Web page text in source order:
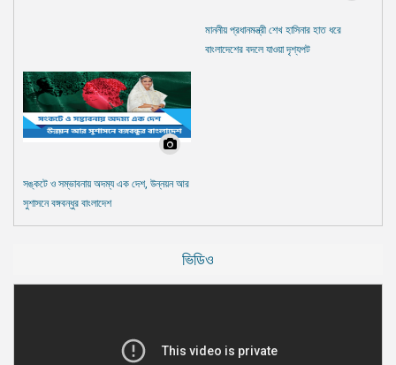
মাননীয় প্রধানমন্ত্রী শেখ হাসিনার হাত ধরে
বাংলাদেশের বদলে যাওয়া দৃশ্যপট
সঙ্কটে ও সম্ভাবনায় অদম্য এক দেশ, উন্নয়ন আর
সুশাসনে বঙ্গবন্ধুর বাংলাদেশ
ভিডিও